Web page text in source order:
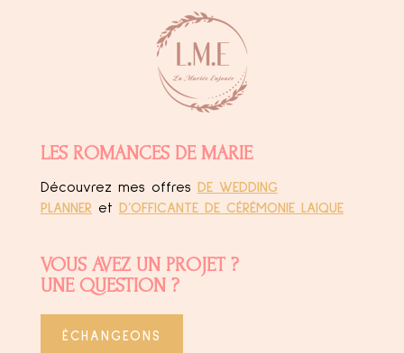
LES ROMANCES DE MARIE
Découvrez mes offres
DE WEDDING
PLANNER et D’OFFICANTE DE CÉRÉMONIE LAIQUE
VOUS AVEZ UN PROJET ?
UNE QUESTION ?
ÉCHANGEONS